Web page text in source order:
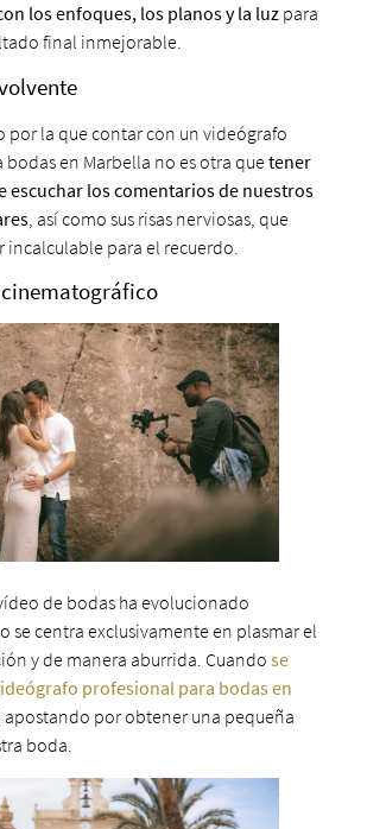
los enfoques, los planos y la luz para
final inmejorable.
por la que contar con un videógrafo
en Marbella no es otra quetener
escuchar los comentarios de nuestros
, así como sus risas nerviosas, que
para el recuerdo.
de bodas ha evolucionado
se centra exclusivamente en plasmar el
y de manera aburrida. Cuando se
profesional para bodas en
apostando por obtener una pequeña
boda.